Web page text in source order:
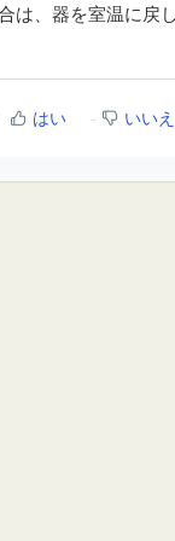
は、器を室温に戻
はい いいえ